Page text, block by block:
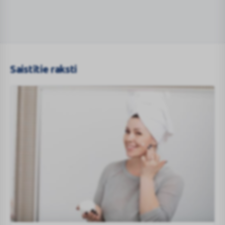
Saistītie raksti